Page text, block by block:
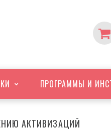
ПРОГРАММЫ И
АКТИВИЗАЦИЙ